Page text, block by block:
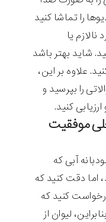
را تماشا کنید
یا
شاید بهتر باشد
علاوه بر این،
را بپرسید و
کنید.
موفقیت
آبی که
اما دقت کنید که
کنید که
لیوان از